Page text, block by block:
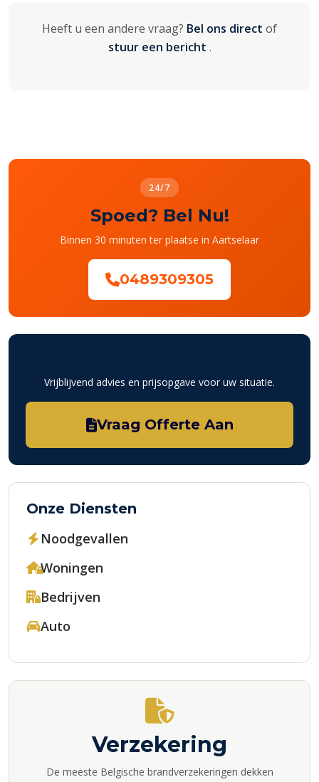
Heeft u een andere vraag? Bel ons direct of
stuur een bericht .
24/7
Spoed? Bel Nu!
Binnen 30 minuten ter plaatse in Aartselaar
0489309305
Vrijblijvend advies en prijsopgave voor uw situatie.
Vraag Offerte Aan
Onze Diensten
Noodgevallen
Woningen
Bedrijven
Auto
Verzekering
De meeste Belgische brandverzekeringen dekken